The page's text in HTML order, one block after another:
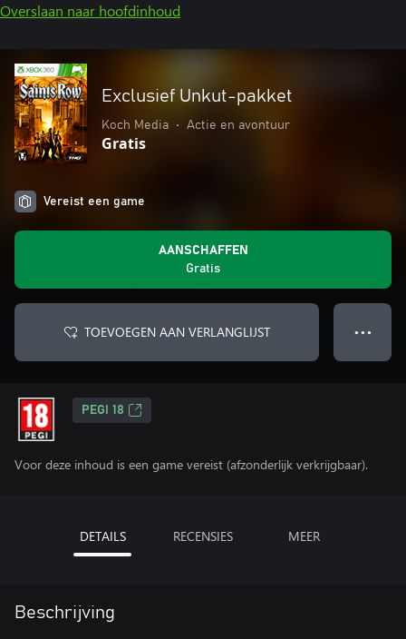
Overslaan naar hoofdinhoud
Exclusief Unkut-pakket
Koch Media • Actie en avontuur
Gratis
Vereist een game
AANSCHAFFEN
Gratis
TOEVOEGEN AAN VERLANGLIJST ● ● ●
PEGI 18
Voor deze inhoud is een game vereist (afzonderlijk verkrijgbaar).
DETAILS RECENSIES MEER
Beschrijving